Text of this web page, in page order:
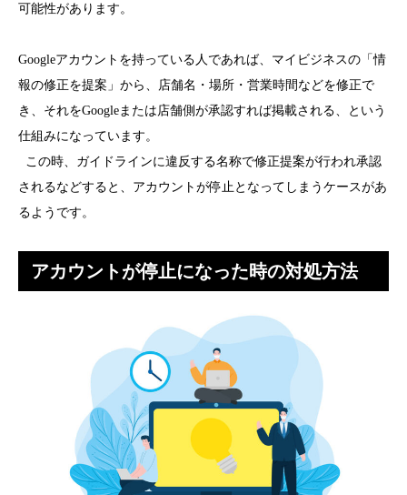
可能性があります。
Googleアカウントを持っている人であれば、マイビジネスの「情
報の修正を提案」から、店舗名・場所・営業時間などを修正で
き、それをGoogleまたは店舗側が承認すれば掲載される、という
仕組みになっています。
この時、ガイドラインに違反する名称で修正提案が行われ承認
されるなどすると、アカウントが停止となってしまうケースがあ
るようです。
アカウントが停止になった時の対処方法